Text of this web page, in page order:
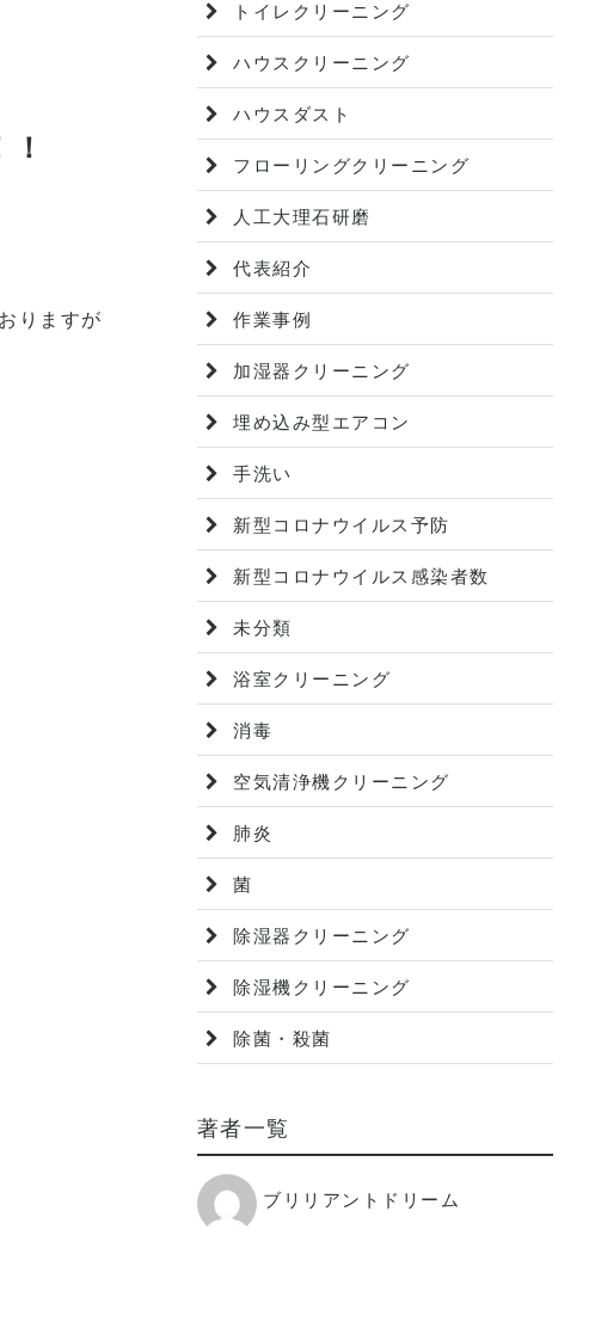
りますが
トイレクリーニング
ハウスクリーニング
ハウスダスト
フローリングクリーニング
人工大理石研磨
代表紹介
作業事例
加湿器クリーニング
埋め込み型エアコン
手洗い
新型コロナウイルス予防
新型コロナウイルス感染者数
未分類
浴室クリーニング
消毒
空気清浄機クリーニング
肺炎
菌
除湿器クリーニング
除湿機クリーニング
除菌・殺菌
著者一覧
ブリリアントドリーム